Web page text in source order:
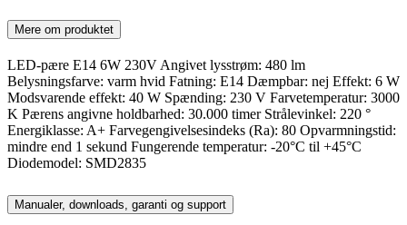
Mere om produktet
LED-pære E14 6W 230V Angivet lysstrøm: 480 lm
Belysningsfarve: varm hvid Fatning: E14 Dæmpbar: nej Effekt: 6 W
Modsvarende effekt: 40 W Spænding: 230 V Farvetemperatur: 3000
K Pærens angivne holdbarhed: 30.000 timer Strålevinkel: 220 °
Energiklasse: A+ Farvegengivelsesindeks (Ra): 80 Opvarmningstid:
mindre end 1 sekund Fungerende temperatur: -20°C til +45°C
Diodemodel: SMD2835
Manualer, downloads, garanti og support